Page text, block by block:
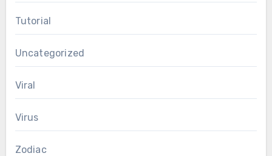
Tutorial
Uncategorized
Viral
Virus
Zodiac